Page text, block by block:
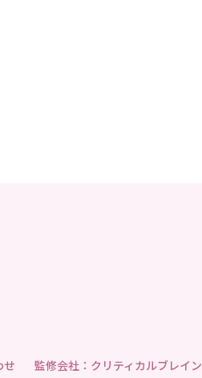
せ 監修会社：クリティカルブレイン